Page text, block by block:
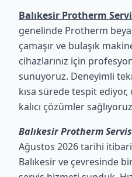
Balıkesir Protherm
genelinde Protherm
çamaşır ve bulaşık
cihazlarınız için
sunuyoruz. Deneyimli
kısa sürede tespit
kalıcı çözümler
Balıkesir Protherm
Ağustos 2026 tarihi
Balıkesir ve çevresinde